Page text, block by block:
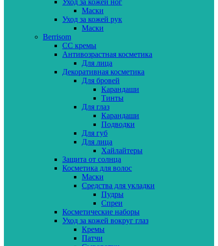
Маски
Уход за кожей рук
Маски
Berrisom
CC кремы
Антивозрастная косметика
Для лица
Декоративная косметика
Для бровей
Карандаши
Тинты
Для глаз
Карандаши
Подводки
Для губ
Для лица
Хайлайтеры
Защита от солнца
Косметика для волос
Маски
Средства для укладки
Пудры
Спреи
Косметические наборы
Уход за кожей вокруг глаз
Кремы
Патчи